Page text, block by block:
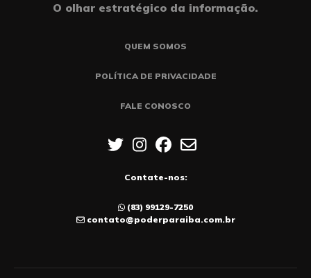
O olhar estratégico da informação.
QUEM SOMOS
POLÍTICA DE PRIVACIDADE
FALE CONOSCO
Contate-nos:
(83) 99129-7250
contato@poderparaiba.com.br